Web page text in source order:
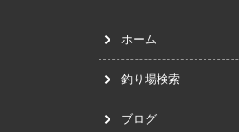
ホーム
釣り場検索
ブログ